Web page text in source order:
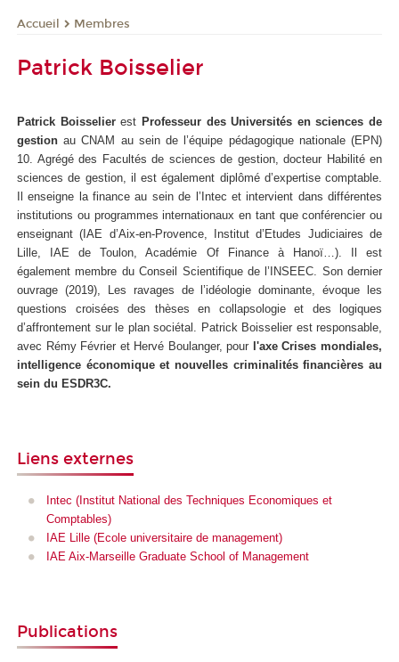
Accueil Membres
Patrick Boisselier
Patrick Boisselierest Professeur des Universités en sciences de
gestion au CNAM au sein de l’équipe pédagogique nationale (EPN)
10. Agrégé des Facultés de sciences de gestion, docteur Habilité en
sciences de gestion, il est également diplômé d’expertise comptable.
Il enseigne la finance au sein de l’Intec et intervient dans différentes
institutions ou programmes internationaux en tant que conférencier ou
enseignant (IAE d’Aix-en-Provence, Institut d’Etudes Judiciaires de
Lille, IAE de Toulon, Académie Of Finance à Hanoï…). Il est
également membre du Conseil Scientifique de l’INSEEC. Son dernier
ouvrage (2019), Les ravages de l’idéologie dominante, évoque les
questions croisées des thèses en collapsologie et des logiques
d’affrontement sur le plan sociétal. Patrick Boisselier est responsable,
avec Rémy Février et Hervé Boulanger, pour l'axe Crises mondiales,
intelligence économique et nouvelles criminalités financières au
sein du ESDR3C.
Liens externes
Intec (Institut National des Techniques Economiques et
Comptables)
IAE Lille (Ecole universitaire de management)
IAE Aix-Marseille Graduate School of Management
Publications